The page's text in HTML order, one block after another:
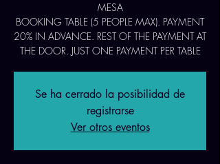
MESA
BOOKING TABLE (5 PEOPLE MAX). PAYMENT
20% IN ADVANCE. REST OF THE PAYMENT AT
THE DOOR. JUST ONE PAYMENT PER TABLE
Se ha cerrado la posibilidad de
registrarse
Ver otros eventos